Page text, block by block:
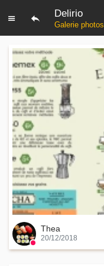
Delirio
Galerie photos
Thea
20/12/2018